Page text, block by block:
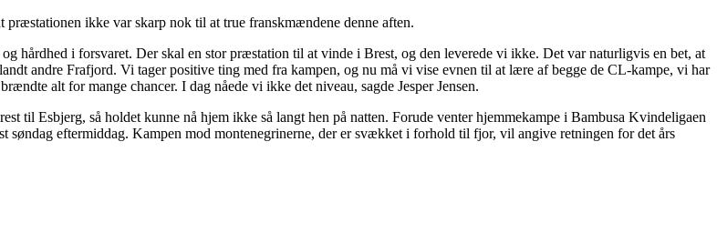
præstationen ikke var skarp nok til at true franskmændene denne aften.
hårdhed i forsvaret. Der skal en stor præstation til at vinde i Brest, og den leverede vi ikke. Det var naturligvis en bet, at
andre Frafjord. Vi tager positive ting med fra kampen, og nu må vi vise evnen til at lære af begge de CL-kampe, vi har
alt for mange chancer. I dag nåede vi ikke det niveau, sagde Jesper Jensen.
til Esbjerg, så holdet kunne nå hjem ikke så langt hen på natten. Forude venter hjemmekampe i Bambusa Kvindeligaen
eftermiddag. Kampen mod montenegrinerne, der er svækket i forhold til fjor, vil angive retningen for det års